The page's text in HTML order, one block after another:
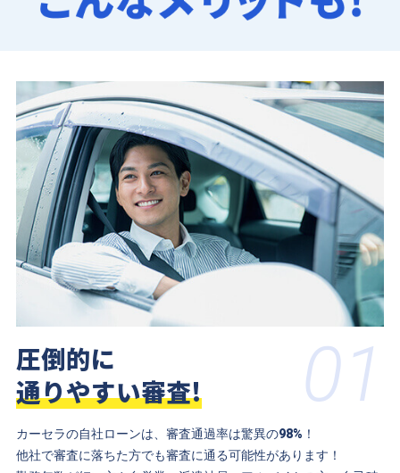
01
圧倒的に
通りやすい審査!
カーセラの自社ローンは、審査通過率は驚異の98%！
他社で審査に落ちた方でも審査に通る可能性があります！